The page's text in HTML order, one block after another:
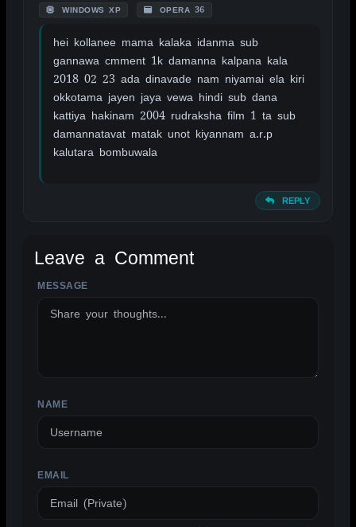
WINDOWS XP OPERA 36
hei kollanee mama kalaka idanma sub
gannawa cmment 1k damanna kalpana kala
2018 02 23 ada dinavade nam niyamai ela kiri
okkotama jayen jaya vewa hindi sub dana
kattiya hakinam 2004 rudraksha film 1 ta sub
damannatavat matak unot kiyannam a.r.p
kalutara bombuwala
REPLY
Leave a Comment
MESSAGE
NAME
EMAIL
ALTERNATIVE: